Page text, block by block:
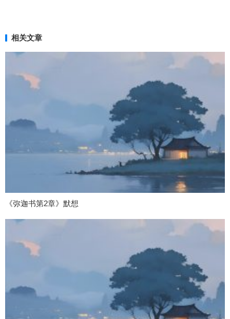
相关文章
《弥迦书第2章》默想